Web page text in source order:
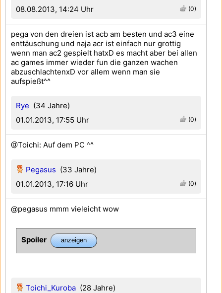
08.08.2013, 14:24 Uhr
(0)
Rye (34 Jahre)
01.01.2013, 17:55 Uhr
(0)
pega von den dreien ist acb am besten und ac3 eine
enttäuschung und naja acr ist einfach nur grottig
wenn man ac2 gespielt hatxD es macht aber bei allen
ac games immer wieder fun die ganzen wachen
abzuschlachtenxD vor allem wenn man sie
aufspießt^^
Pegasus (33 Jahre)
01.01.2013, 17:16 Uhr
(0)
@Toichi: Auf dem PC ^^
Toichi_Kuroba (28 Jahre)
@pegasus mmm vieleicht wow
Spoiler